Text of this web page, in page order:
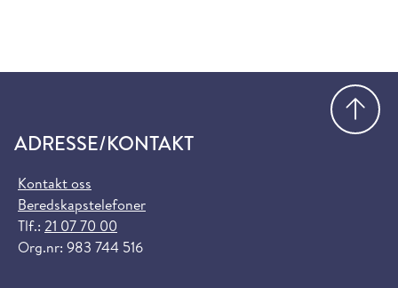
ADRESSE/KONTAKT
Kontakt oss
Beredskapstelefoner
Tlf.: 21 07 70 00
Org.nr: 983 744 516